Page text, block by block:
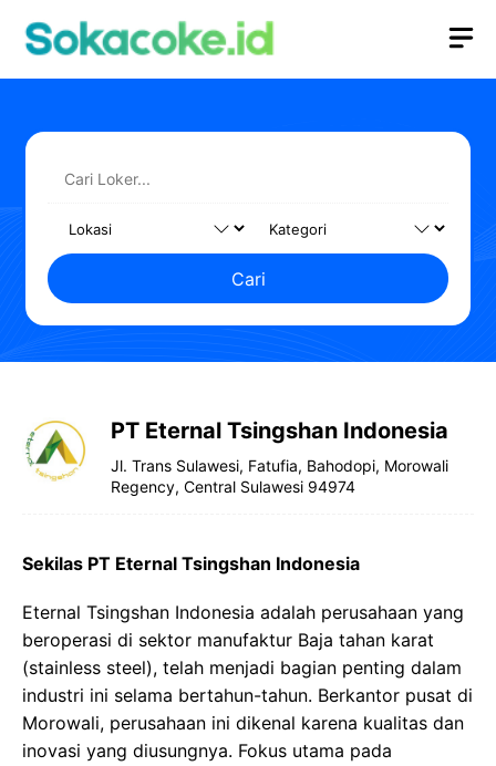
Cari
PT Eternal Tsingshan Indonesia
Jl. Trans Sulawesi, Fatufia, Bahodopi, Morowali
Regency, Central Sulawesi 94974
Sekilas PT Eternal Tsingshan Indonesia
Eternal Tsingshan Indonesia adalah perusahaan yang
beroperasi di sektor manufaktur Baja tahan karat
(stainless steel), telah menjadi bagian penting dalam
industri ini selama bertahun-tahun. Berkantor pusat di
Morowali, perusahaan ini dikenal karena kualitas dan
inovasi yang diusungnya. Fokus utama pada